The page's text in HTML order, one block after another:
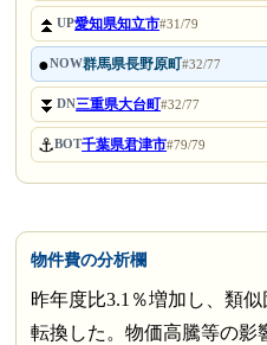
⏫UP愛知県知立市#31/79
●NOW群馬県長野原町#32/77
⏬DN三重県大台町#32/77
⚓BOT千葉県君津市#79/79
物件費の分析欄
昨年度比3.1％増加し、類
転換した。物価高騰等の影